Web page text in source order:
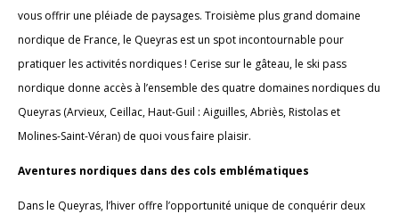
vous offrir une pléiade de paysages. Troisième plus grand domaine
nordique de France, le Queyras est un spot incontournable pour
pratiquer les activités nordiques ! Cerise sur le gâteau, le ski pass
nordique donne accès à l’ensemble des quatre domaines nordiques du
Queyras (Arvieux, Ceillac, Haut-Guil : Aiguilles, Abriès, Ristolas et
Molines-Saint-Véran) de quoi vous faire plaisir.
Aventures nordiques dans des cols emblématiques
Dans le Queyras, l’hiver offre l’opportunité unique de conquérir deux